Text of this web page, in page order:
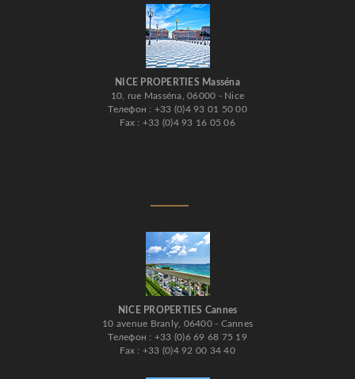
NICE PROPERTIES Masséna
10, rue Masséna, 06000 - Nice
Телефон : +33 (0)4 93 01 50 00
Fax : +33 (0)4 93 16 05 06
NICE PROPERTIES Cannes
10 avenue Branly, 06400 - Cannes
Телефон : +33 (0)6 69 68 75 19
Fax : +33 (0)4 92 00 34 40